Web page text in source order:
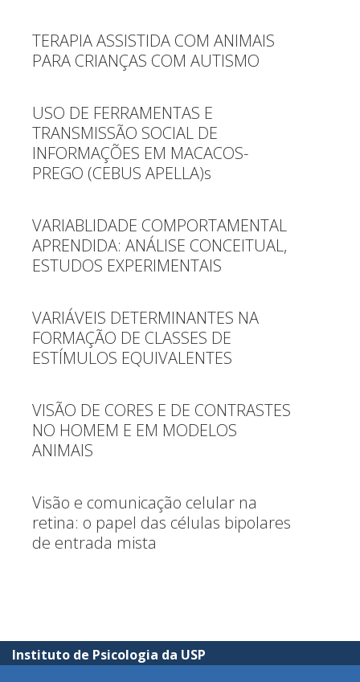
TERAPIA ASSISTIDA COM ANIMAIS
PARA CRIANÇAS COM AUTISMO
USO DE FERRAMENTAS E
TRANSMISSÃO SOCIAL DE
INFORMAÇÕES EM MACACOS-
PREGO (CEBUS APELLA)s
VARIABLIDADE COMPORTAMENTAL
APRENDIDA: ANÁLISE CONCEITUAL,
ESTUDOS EXPERIMENTAIS
VARIÁVEIS DETERMINANTES NA
FORMAÇÃO DE CLASSES DE
ESTÍMULOS EQUIVALENTES
VISÃO DE CORES E DE CONTRASTES
NO HOMEM E EM MODELOS
ANIMAIS
Visão e comunicação celular na
retina: o papel das células bipolares
de entrada mista
Instituto de Psicologia da USP